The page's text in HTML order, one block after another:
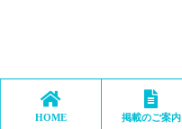
HOME 掲載のご案内